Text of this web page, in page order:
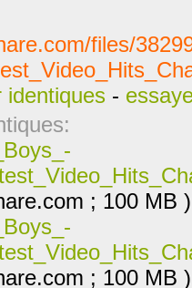
files/
identiques -
; 100 MB )
; 100 MB )